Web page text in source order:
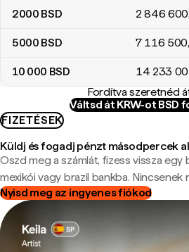
2000 BSD 2 846 600
5000 BSD 7 116 500
10 000 BSD 14 233
Fordítva szeretnéd
Váltsd át KRW-ot BSD
FIZETÉSEK
Küldj és fogadj pénzt másodpercek
Oszd meg a számlát, fizess vissza egy
mexikói vagy brazil bankba. Nincsenek
Nyisd meg az ingyenes fiókod